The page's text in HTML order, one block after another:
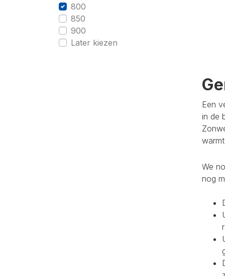
800
850
900
Later kiezen
Een
in de
We
nog